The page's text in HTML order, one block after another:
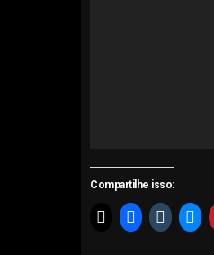
Compartilhe isso: